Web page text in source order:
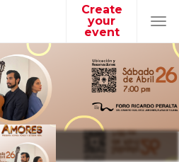
Create
your
event